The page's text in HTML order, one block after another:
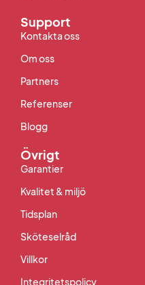
Support
Kontakta oss
Om oss
Partners
Referenser
Blogg
Övrigt
Garantier
Kvalitet & miljö
Tidsplan
Sköteselråd
Villkor
Integritetspolicy